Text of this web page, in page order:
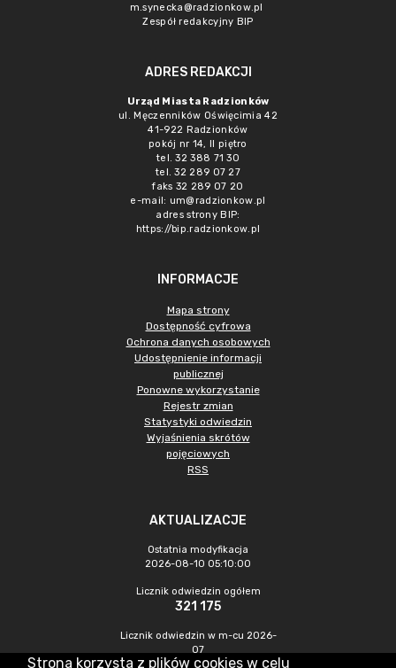
m.synecka@radzionkow.pl
Zespół redakcyjny BIP
ADRES REDAKCJI
Urząd Miasta Radzionków
ul. Męczenników Oświęcimia 42
41-922 Radzionków
pokój nr 14, II piętro
tel. 32 388 71 30
tel. 32 289 07 27
faks 32 289 07 20
e-mail: um@radzionkow.pl
adres strony BIP:
https://bip.radzionkow.pl
INFORMACJE
Mapa strony
Dostępność cyfrowa
Ochrona danych osobowych
Udostępnienie informacji
publicznej
Ponowne wykorzystanie
Rejestr zmian
Statystyki odwiedzin
Wyjaśnienia skrótów
pojęciowych
RSS
AKTUALIZACJE
Ostatnia modyfikacja
2026-08-10 05:10:00
Licznik odwiedzin ogółem
321 175
Licznik odwiedzin w m-cu 2026-
07
1 234
Strona korzysta z plików cookies w celu